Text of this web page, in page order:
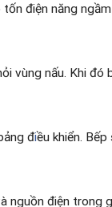
điện năng
vùng nấu. Khi
điều khiển.
điện trong